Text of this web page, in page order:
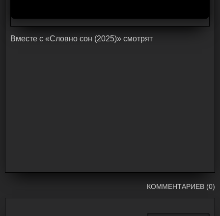
Bмecтe c «Словно сон (2025)» cмoтpят
КОММЕНТАРИЕВ (0)